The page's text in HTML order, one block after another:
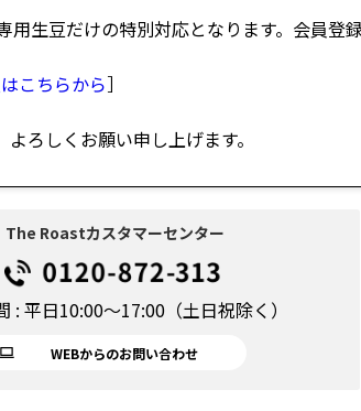
用生豆だけの特別対応となります。会員登
こちらから］
ろしくお願い申し上げます。
The Roastカスタマーセンター
: 平日10:00～17:00（土日祝除く）
WEBからのお問い合わせ